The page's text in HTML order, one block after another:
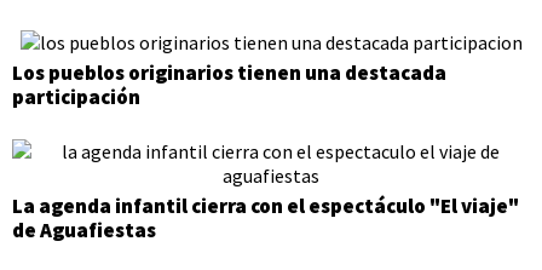
Los pueblos originarios tienen una destacada
participación
La agenda infantil cierra con el espectáculo "El viaje"
de Aguafiestas